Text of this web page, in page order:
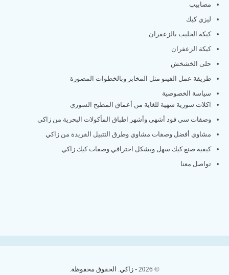
مصابيب
ليزي كيك
كيكة الحليب بالزعفران
كيكة الزعفران
حلى الخشخش
طريقة عمل الفينو مثل المخابز وبالخطوات المصورة
سياسة الخصوصية
اكلات سورية شهية للغاية من أعماق المطبخ السوري
وصفات سي فود أشهى وأشهر اطباق المأكولات البحرية من زاكي
مشاوي أفضل وصفات مشاوي وطرق التتبيل الفريدة من زاكي
كيفية صنع كيك سهل وبشكل احترافي وصفات كيك زاكي
تواصل معنا
© 2026 - زاكي. الحقوق محفوظة.